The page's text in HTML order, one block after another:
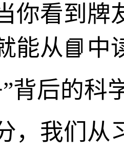
你看到牌
能从📘中
背后的科
，我们从